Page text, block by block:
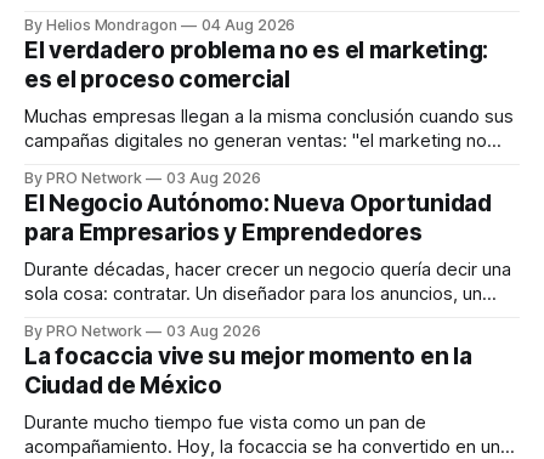
dispositivos inteligentes, inteligencia artificial y monitoreo
en tiempo real para ayudar a las personas a tomar mejores
decisiones sobre su salud metabólica. Su propuesta busca
responder
By Helios Mondragon 04 Aug 2026
El verdadero problema no es el marketing:
es el proceso comercial
Muchas empresas llegan a la misma conclusión cuando sus
campañas digitales no generan ventas: "el marketing no
INTERIUS, el problema suele estar en otro lugar. Durante
una entrevista para el podcast SER PRO, el especialista en
marketing digital explicó que
By PRO Network 03 Aug 2026
El Negocio Autónomo: Nueva Oportunidad
para Empresarios y Emprendedores
Durante décadas, hacer crecer un negocio quería decir una
sola cosa: contratar. Un diseñador para los anuncios, un
para los textos, alguien que supiera de publicidad digital
para encontrar prospectos, un vendedor para atender
llamadas y mensajes, y —con suerte— una persona
By PRO Network 03 Aug 2026
La focaccia vive su mejor momento en la
Ciudad de México
Durante mucho tiempo fue vista como un pan de
acompañamiento. Hoy, la focaccia se ha convertido en uno